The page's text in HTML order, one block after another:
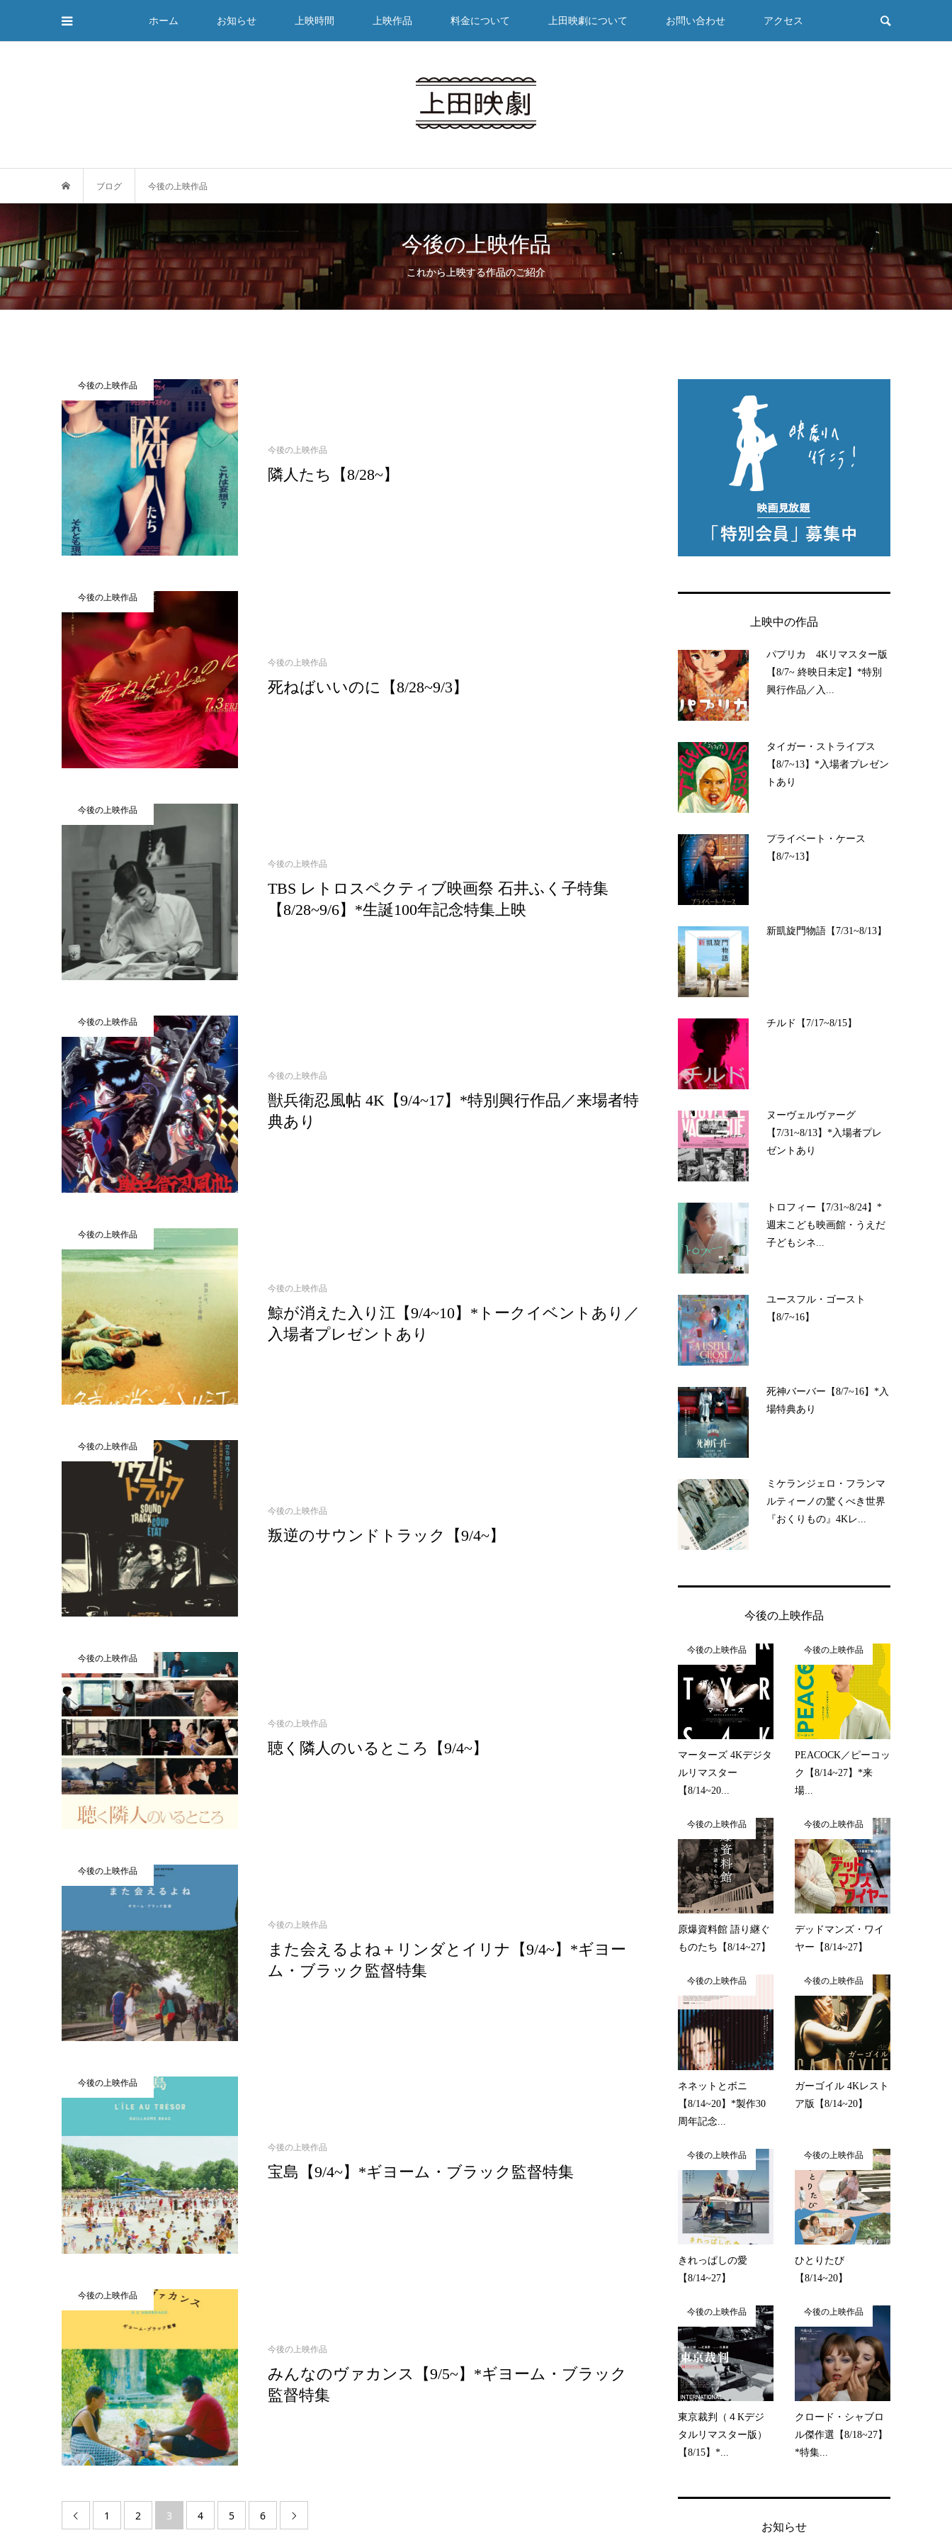
ホーム お知らせ 上映時間 上映作品 料金について 上田映劇について お問い合わせ アクセス
ブログ 今後の上映作品
今後の上映作品
これから上映する作品のご紹介
今後の上映作品
今後の上映作品
隣人たち【8/28~】
今後の上映作品
今後の上映作品
死ねばいいのに【8/28~9/3】
今後の上映作品
今後の上映作品
TBS レトロスペクティブ映画祭 ⽯井ふく⼦特集
【8/28~9/6】*生誕100年記念特集上映
今後の上映作品
今後の上映作品
獣兵衛忍風帖 4K【9/4~17】*特別興行作品／来場者特
典あり
今後の上映作品
今後の上映作品
鯨が消えた入り江【9/4~10】*トークイベントあり／
入場者プレゼントあり
今後の上映作品
今後の上映作品
叛逆のサウンドトラック【9/4~】
今後の上映作品
今後の上映作品
聴く隣人のいるところ【9/4~】
今後の上映作品
今後の上映作品
また会えるよね＋リンダとイリナ【9/4~】*ギヨー
ム・ブラック監督特集
今後の上映作品
今後の上映作品
宝島【9/4~】*ギヨーム・ブラック監督特集
今後の上映作品
今後の上映作品
みんなのヴァカンス【9/5~】*ギヨーム・ブラック
監督特集
 1 2 3 4 5 6 
上映中の作品
パプリカ 4Kリマスター版
【8/7~ 終映日未定】*特別
興行作品／入...
タイガー・ストライプス
【8/7~13】*入場者プレゼン
トあり
プライベート・ケース
【8/7~13】
新凱旋門物語【7/31~8/13】
チルド【7/17~8/15】
ヌーヴェルヴァーグ
【7/31~8/13】*入場者プレ
ゼントあり
トロフィー【7/31~8/24】*
週末こども映画館・うえだ
子どもシネ...
ユースフル・ゴースト
【8/7~16】
死神バーバー【8/7~16】*入
場特典あり
ミケランジェロ・フランマ
ルティーノの驚くべき世界
『おくりもの』4Kレ...
今後の上映作品
今後の上映作品
マーターズ 4Kデジタ
ルリマスター
【8/14~20...
今後の上映作品
PEACOCK／ピーコッ
ク【8/14~27】*来
場...
今後の上映作品
原爆資料館 語り継ぐ
ものたち【8/14~27】
今後の上映作品
デッドマンズ・ワイ
ヤー【8/14~27】
今後の上映作品
ネネットとボニ
【8/14~20】*製作30
周年記念...
今後の上映作品
ガーゴイル 4Kレスト
ア版【8/14~20】
今後の上映作品
きれっぱしの愛
【8/14~27】
今後の上映作品
ひとりたび
【8/14~20】
今後の上映作品
東京裁判（４Kデジ
タルリマスター版）
【8/15】*...
今後の上映作品
クロード・シャブロ
ル傑作選【8/18~27】
*特集...
お知らせ